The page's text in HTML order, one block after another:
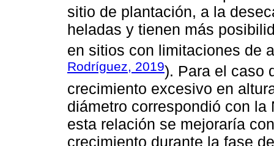
sitio de plantación, a la
heladas y tienen más
en sitios con limitaciones de
Rodríguez, 2019). Para el caso
crecimiento excesivo en
diámetro correspondió con la
esta relación se mejoraría
crecimiento durante la fase